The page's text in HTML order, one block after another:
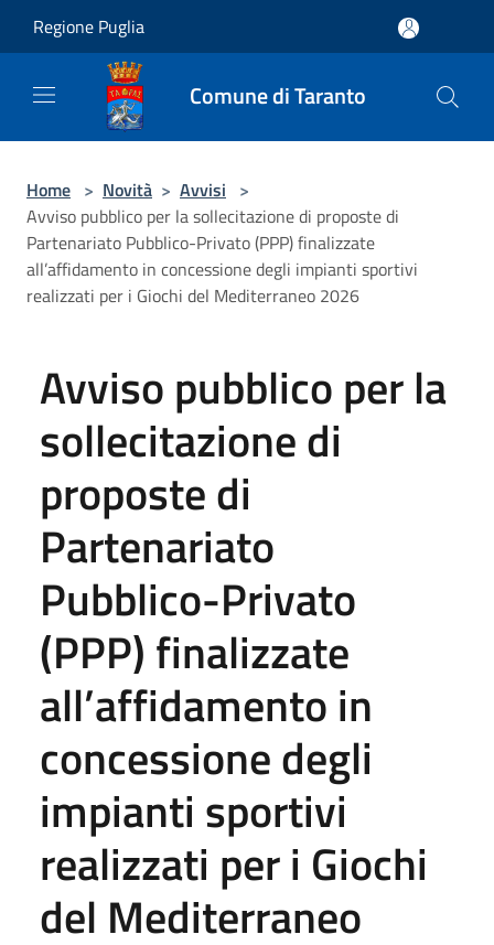
Regione Puglia
Comune di Taranto
Home > Novità > Avvisi >
Avviso pubblico per la sollecitazione di proposte di
Partenariato Pubblico-Privato (PPP) finalizzate
all’affidamento in concessione degli impianti sportivi
realizzati per i Giochi del Mediterraneo 2026
Avviso pubblico per la
sollecitazione di
proposte di
Partenariato
Pubblico-Privato
(PPP) finalizzate
all’affidamento in
concessione degli
impianti sportivi
realizzati per i Giochi
del Mediterraneo